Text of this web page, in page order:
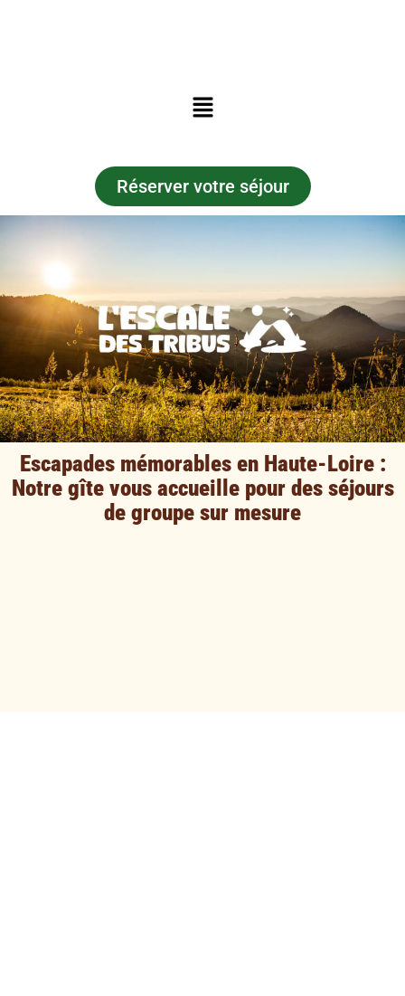
Réserver votre séjour
Escapades mémorables en Haute-Loire :
Notre gîte vous accueille pour des séjours
de groupe sur mesure